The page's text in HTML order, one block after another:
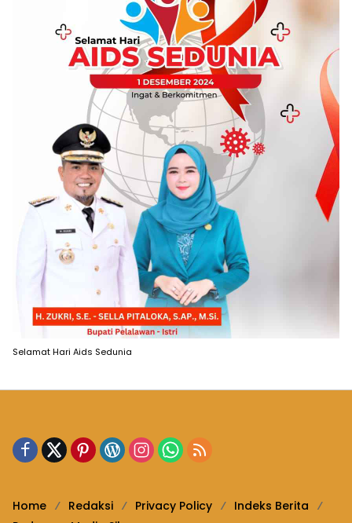
Selamat Hari Aids Sedunia
Home Redaksi Privacy Policy
Indeks Berita